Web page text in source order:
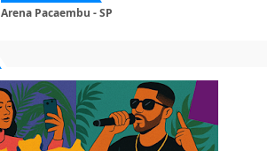
Arena Pacaembu - SP